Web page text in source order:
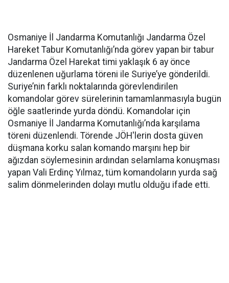
Osmaniye İl Jandarma Komutanlığı Jandarma Özel
Hareket Tabur Komutanlığı’nda görev yapan bir tabur
Jandarma Özel Harekat timi yaklaşık 6 ay önce
düzenlenen uğurlama töreni ile Suriye’ye gönderildi.
Suriye’nin farklı noktalarında görevlendirilen
komandolar görev sürelerinin tamamlanmasıyla bugün
öğle saatlerinde yurda döndü. Komandolar için
Osmaniye İl Jandarma Komutanlığı’nda karşılama
töreni düzenlendi. Törende JÖH'lerin dosta güven
düşmana korku salan komando marşını hep bir
ağızdan söylemesinin ardından selamlama konuşması
yapan Vali Erdinç Yılmaz, tüm komandoların yurda sağ
salim dönmelerinden dolayı mutlu olduğu ifade etti.